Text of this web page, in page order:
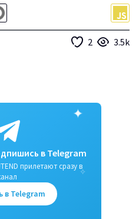
2 3.5k
✦
✧
в Telegram
прилетают сразу в
в Telegram